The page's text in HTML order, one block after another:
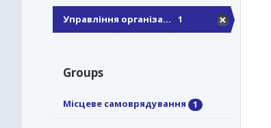
Управління організа... 1
Groups
Місцеве самоврядування 1